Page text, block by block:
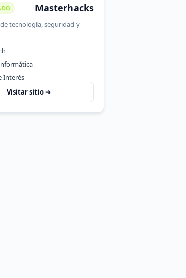
Masterhacks
tecnología, seguridad y
Interés
Visitar sitio ➔